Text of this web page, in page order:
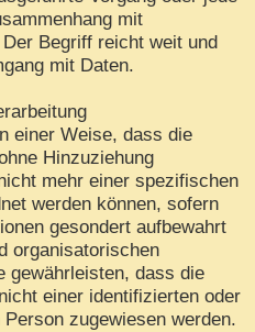
mit
Begriff reicht weit und
mit Daten.
einer Weise, dass die
Hinzuziehung
mehr einer spezifischen
werden können, sofern
gesondert aufbewahrt
organisatorischen
gewährleisten, dass die
einer identifizierten oder
zugewiesen werden.